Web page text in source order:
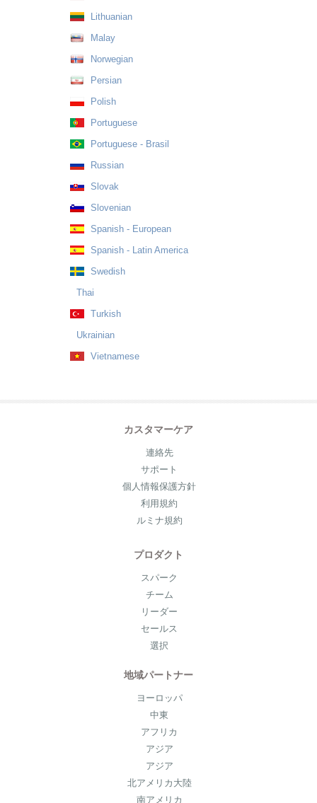
Lithuanian
Malay
Norwegian
Persian
Polish
Portuguese
Portuguese - Brasil
Russian
Slovak
Slovenian
Spanish - European
Spanish - Latin America
Swedish
Thai
Turkish
Ukrainian
Vietnamese
カスタマーケア
連絡先
サポート
個人情報保護方針
利用規約
ルミナ規約
プロダクト
スパーク
チーム
リーダー
セールス
選択
地域パートナー
ヨーロッパ
中東
アフリカ
アジア
アジア
北アメリカ大陸
南アメリカ